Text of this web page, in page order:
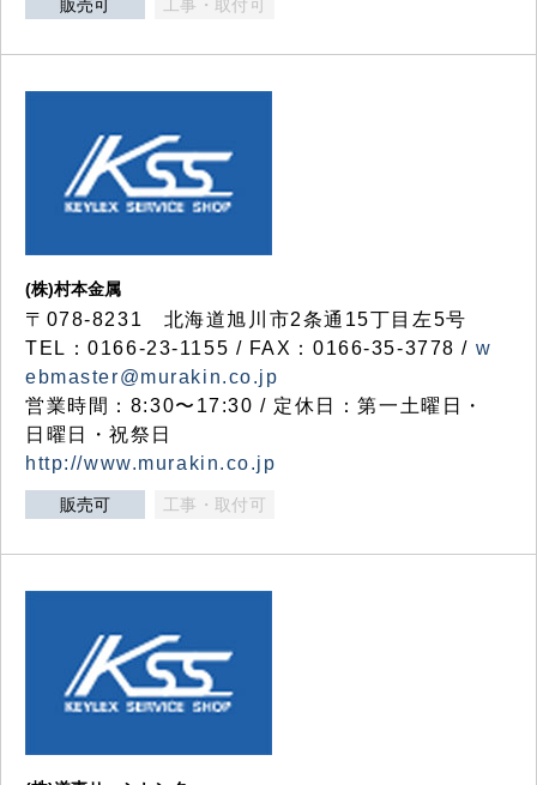
販売可 工事・取付可
(株)村本金属
〒078-8231 北海道旭川市2条通15丁目左5号
TEL：0166-23-1155 / FAX：0166-35-3778 / w
ebmaster@murakin.co.jp
営業時間：8:30〜17:30 / 定休日：第一土曜日・
日曜日・祝祭日
http://www.murakin.co.jp
販売可 工事・取付可